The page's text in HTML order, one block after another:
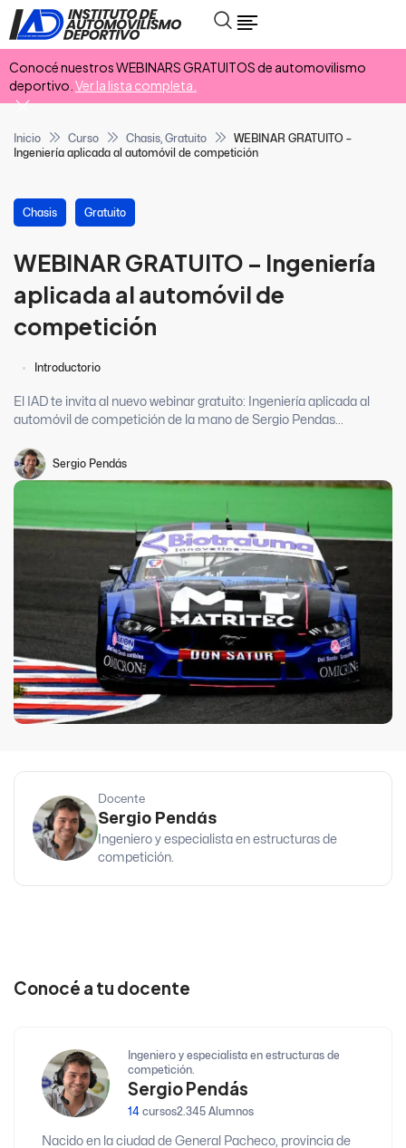
Conocé nuestros WEBINARS GRATUITOS de automovilismo
deportivo. Ver la lista completa.
Inicio Curso Chasis, Gratuito
WEBINAR GRATUITO –
Ingeniería aplicada al automóvil de competición
Chasis Gratuito
WEBINAR GRATUITO – Ingeniería
aplicada al automóvil de
competición
Introductorio
El IAD te invita al nuevo webinar gratuito: Ingeniería aplicada al
automóvil de competición de la mano de Sergio Pendas...
Sergio Pendás
Docente
Sergio Pendás
Ingeniero y especialista en estructuras de
competición.
Conocé a tu docente
Ingeniero y especialista en estructuras de
competición.
Sergio Pendás
14 cursos2.345 Alumnos
Nacido en la ciudad de General Pacheco, provincia de